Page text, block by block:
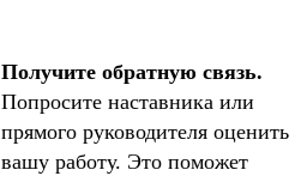
Получите обратную связь.
Попросите наставника или
прямого руководителя оценить
вашу работу. Это поможет